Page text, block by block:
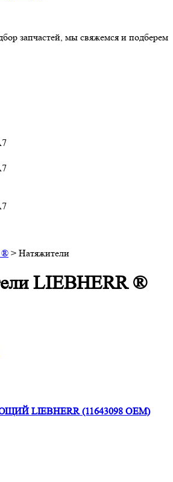
запчастей, мы свяжемся и подберем
® > Натяжители
LIEBHERR ®
LIEBHERR (11643098 OEM)